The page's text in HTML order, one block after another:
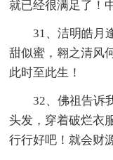
就已经很满足了！
31、洁明皓月
甜似蜜，翱之清风
此时至此生！
32、佛祖告诉
头发，穿着破烂衣
行行好吧！就会财